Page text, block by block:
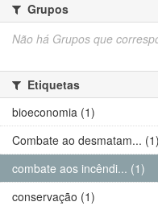
Grupos
Não há Grupos que
Etiquetas
bioeconomia (1)
Combate ao desmatam... (1)
combate aos incêndi... (1)
conservação (1)